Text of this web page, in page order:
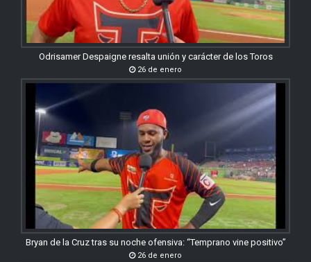
Odrisamer Despaigne resalta unión y carácter de los Toros
26 de enero
Bryan de la Cruz tras su noche ofensiva: “Temprano vine positivo”
26 de enero